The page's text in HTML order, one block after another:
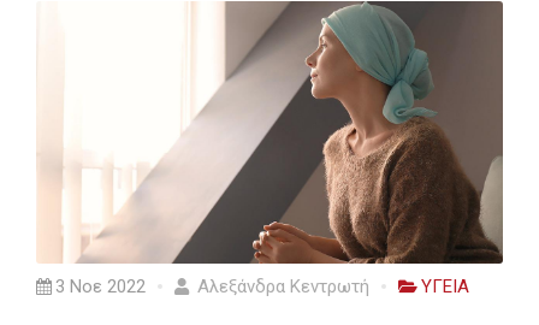
3 Νοε 2022 Αλεξάνδρα Κεντρωτή ΥΓΕΙΑ